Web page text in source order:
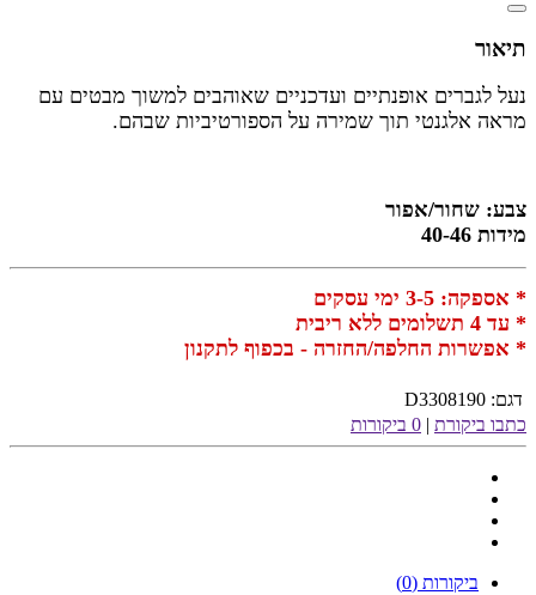
תיאור
נעל לגברים אופנתיים ועדכניים שאוהבים למשוך מבטים עם
מראה אלגנטי תוך שמירה על הספורטיביות שבהם.
צבע: שחור/אפור
מידות 40-46
* אספקה: 3-5 ימי עסקים
* עד 4 תשלומים ללא ריבית
* אפשרות החלפה/החזרה - בכפוף לתקנון
דגם: D3308190
כתבו ביקורת | 0 ביקורות
ביקורות (0)